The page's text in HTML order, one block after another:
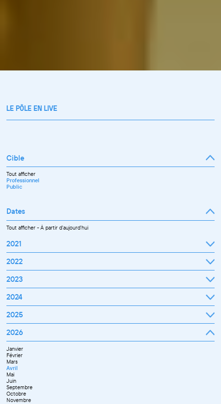
LE PÔLE EN LIVE
Cible
Tout afficher
Professionnel
Public
Dates
Tout afficher-À partir d'aujourd'hui
2021
Septembre
Octobre
Novembre
Décembre
2022
Janvier
Février
Mars
Avril
Juillet
Septembre
Octobre
Novembre
Décembre
2023
Janvier
Février
Mars
Avril
Septembre
Octobre
Novembre
Décembre
2024
Janvier
Février
Mars
Avril
Juillet
Septembre
Novembre
Décembre
2025
Janvier
Février
Mars
Avril
Mai
Juin
Juillet
Septembre
Octobre
Novembre
Décembre
2026
Janvier
Février
Mars
Avril
Mai
Juin
Septembre
Octobre
Novembre